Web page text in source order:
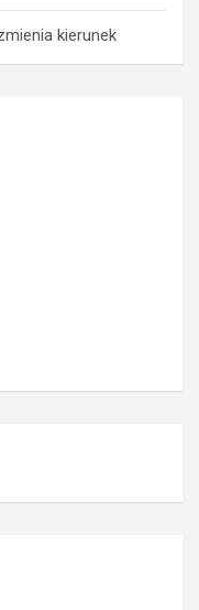
kierunek